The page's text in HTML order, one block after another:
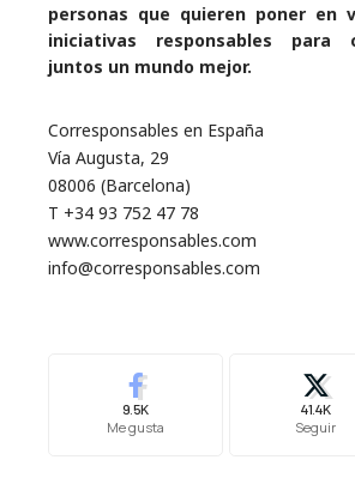
personas que quieren poner en
iniciativas responsables para
juntos un mundo mejor.
Corresponsables en España
Vía Augusta, 29
08006 (Barcelona)
T +34 93 752 47 78
www.corresponsables.com
info@corresponsables.com
9.5K
Me gusta
41.4K
Seguir